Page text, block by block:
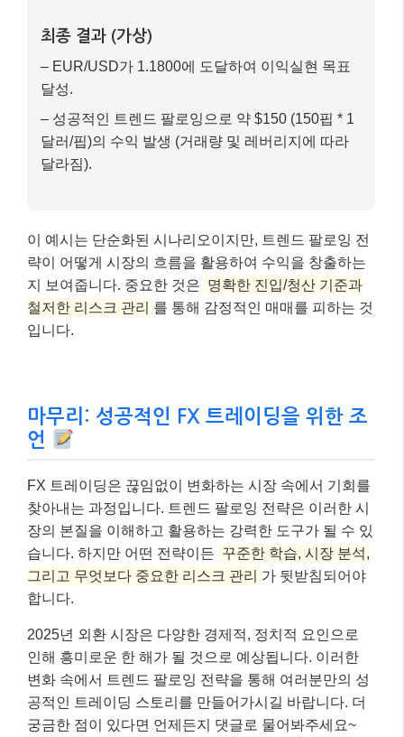
최종 결과 (가상)
– EUR/USD가 1.1800에 도달하여 이익실현 목표
달성.
– 성공적인 트렌드 팔로잉으로 약 $150 (150핍 * 1
달러/핍)의 수익 발생 (거래량 및 레버리지에 따라
달라짐).
이 예시는 단순화된 시나리오이지만, 트렌드 팔로잉 전
략이 어떻게 시장의 흐름을 활용하여 수익을 창출하는
지 보여줍니다. 중요한 것은 명확한 진입/청산 기준과
철저한 리스크 관리 를 통해 감정적인 매매를 피하는 것
입니다.
마무리: 성공적인 FX 트레이딩을 위한 조
언
FX 트레이딩은 끊임없이 변화하는 시장 속에서 기회를
찾아내는 과정입니다. 트렌드 팔로잉 전략은 이러한 시
장의 본질을 이해하고 활용하는 강력한 도구가 될 수 있
습니다. 하지만 어떤 전략이든 꾸준한 학습, 시장 분석,
그리고 무엇보다 중요한 리스크 관리 가 뒷받침되어야
합니다.
2025년 외환 시장은 다양한 경제적, 정치적 요인으로
인해 흥미로운 한 해가 될 것으로 예상됩니다. 이러한
변화 속에서 트렌드 팔로잉 전략을 통해 여러분만의 성
공적인 트레이딩 스토리를 만들어가시길 바랍니다. 더
궁금한 점이 있다면 언제든지 댓글로 물어봐주세요~